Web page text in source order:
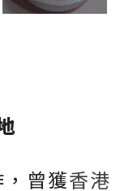
曾獲香港